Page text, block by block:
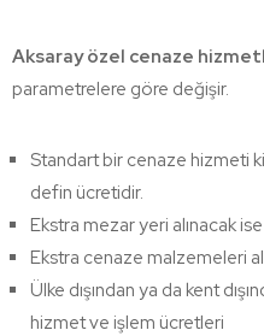
Aksaray özel cenaze
parametrelere göre değişir.
Standart bir cenaze hizmeti
defin ücretidir.
Ekstra mezar yeri alınacak
Ekstra cenaze malzemeleri
Ülke dışından ya da kent
hizmet ve işlem ücretleri